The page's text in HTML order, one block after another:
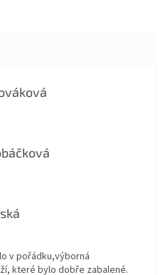
je 5 z 5 hvězdiček.
je 5 z 5 hvězdiček.
je 5 z 5 hvězdiček.
v pořádku,výborná
které bylo dobře zabalené.